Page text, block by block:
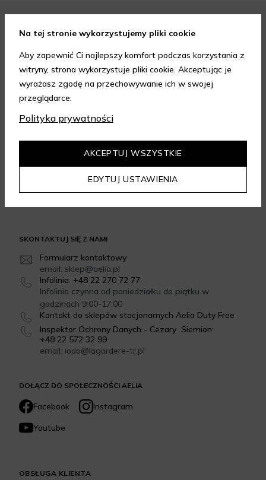
DOŁĄCZ DO SPOŁECZNOŚCI AELIA
Facebook
Instagram
Youtube
SKONTAKTUJ SIĘ Z NAMI
Formularz kontaktowy
email: sklep@aelia.pl
Infolinia: +48 22 270 72 77
Infolinia czynna od poniedziałku do piątku w
godzinach 9:00-17:00
Kontakt do sklepów stacjonarnych Aelia Duty Free
Inspektor Ochrony Danych - Cezary Siemion:
+48 22 572 32 99
email: iodo@lagardere-tr.pl
FORMY PŁATNOŚCI
OBSŁUGA KLIENTA
GWARANCJA JAKOŚCI
Na tej stronie wykorzystujemy pliki cookie
Aby zapewnić Ci najlepszy komfort podczas korzystania z
witryny, strona wykorzystuje pliki cookie. Akceptując je
wyrażasz zgodę na przechowywanie ich w swojej
przeglądarce.
Polityka prywatności
EDYTUJ USTAWIENIA
AKCEPTUJ WSZYSTKIE